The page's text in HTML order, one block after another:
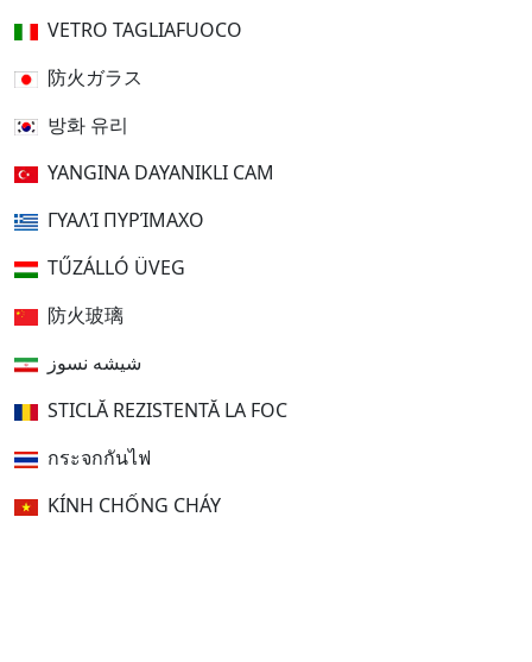
VETRO TAGLIAFUOCO
防火ガラス
방화 유리
YANGINA DAYANIKLI CAM
ΓΥΑΛΊ ΠΥΡΊΜΑΧΟ
TŰZÁLLÓ ÜVEG
防火玻璃
شیشه نسوز
STICLĂ REZISTENTĂ LA FOC
กระจกกันไฟ
KÍNH CHỐNG CHÁY